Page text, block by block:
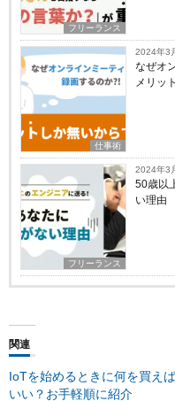
フリーランス
仕事術
2024年3
なぜオ
メリッ
フリーランス
2024年3
50歳以
い理由
関連
IoTを始めるときに何を買えば
いい？お手軽順に紹介